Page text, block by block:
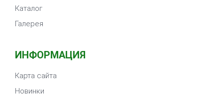
Каталог
Галерея
ИНФОРМАЦИЯ
Карта сайта
Новинки